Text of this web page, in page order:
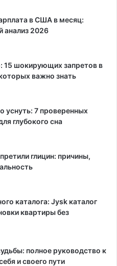
в США в месяц:
анализ 2026
15 шокирующих запретов в
важно знать
уснуть: 7 проверенных
глубокого сна
глицин: причины,
каталога: Jysk каталог
квартиры без
полное руководство к
и своего пути